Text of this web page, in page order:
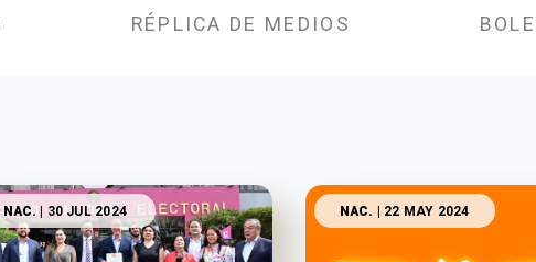
RÉPLICA DE MEDIOS
NAC.| 30 JUL 2024 NAC. | 22 MAY 2024